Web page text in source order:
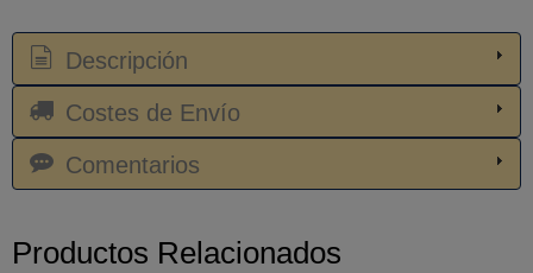
Descripción
Costes de Envío
Comentarios
Productos Relacionados